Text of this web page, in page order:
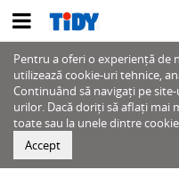
Pentru a oferi o experiență de
utilizează cookie-uri tehnice,
Continuând să navigați pe
urilor. Dacă doriți să aflați mai
toate sau la unele dintre
Accept